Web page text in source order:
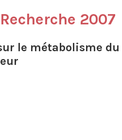
2007
le métabolisme du